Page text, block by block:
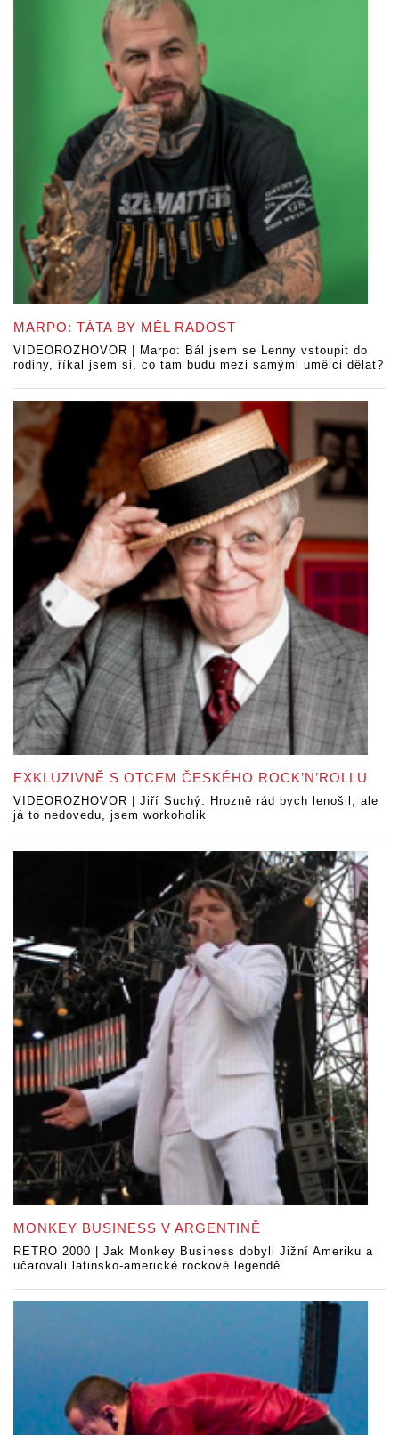
MARPO: TÁTA BY MĚL RADOST
VIDEOROZHOVOR | Marpo: Bál jsem se Lenny vstoupit do
rodiny, říkal jsem si, co tam budu mezi samými umělci dělat?
EXKLUZIVNĚ S OTCEM ČESKÉHO ROCK’N’ROLLU
VIDEOROZHOVOR | Jiří Suchý: Hrozně rád bych lenošil, ale
já to nedovedu, jsem workoholik
MONKEY BUSINESS V ARGENTINĚ
RETRO 2000 | Jak Monkey Business dobyli Jižní Ameriku a
učarovali latinsko-americké rockové legendě